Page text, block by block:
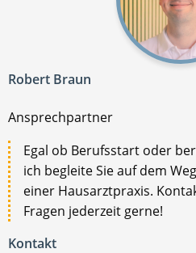
Robert Braun
Ansprechpartner
Egal ob Berufsstart oder
ich begleite Sie auf dem
einer Hausarztpraxis.
Fragen jederzeit gerne!
Kontakt